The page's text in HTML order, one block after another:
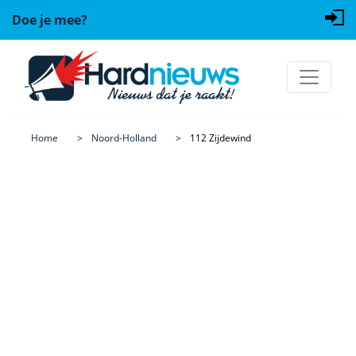
Doe je mee?
Home Noord-Holland 112 Zijdewind